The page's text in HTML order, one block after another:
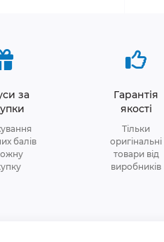
за
балів
Гарантія
якості
Тільки
оригінальні
товари від
виробників